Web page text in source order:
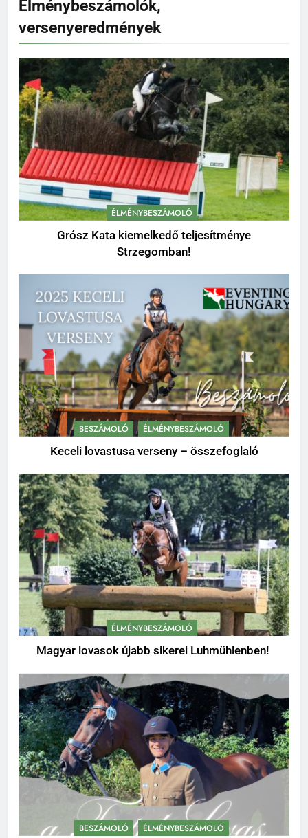
Élménybeszámolók,
versenyeredmények
ÉLMÉNYBESZÁMOLÓ
Grósz Kata kiemelkedő teljesítménye
Strzegomban!
BESZÁMOLÓ ÉLMÉNYBESZÁMOLÓ
Keceli lovastusa verseny – összefoglaló
ÉLMÉNYBESZÁMOLÓ
Magyar lovasok újabb sikerei Luhmühlenben!
BESZÁMOLÓ ÉLMÉNYBESZÁMOLÓ